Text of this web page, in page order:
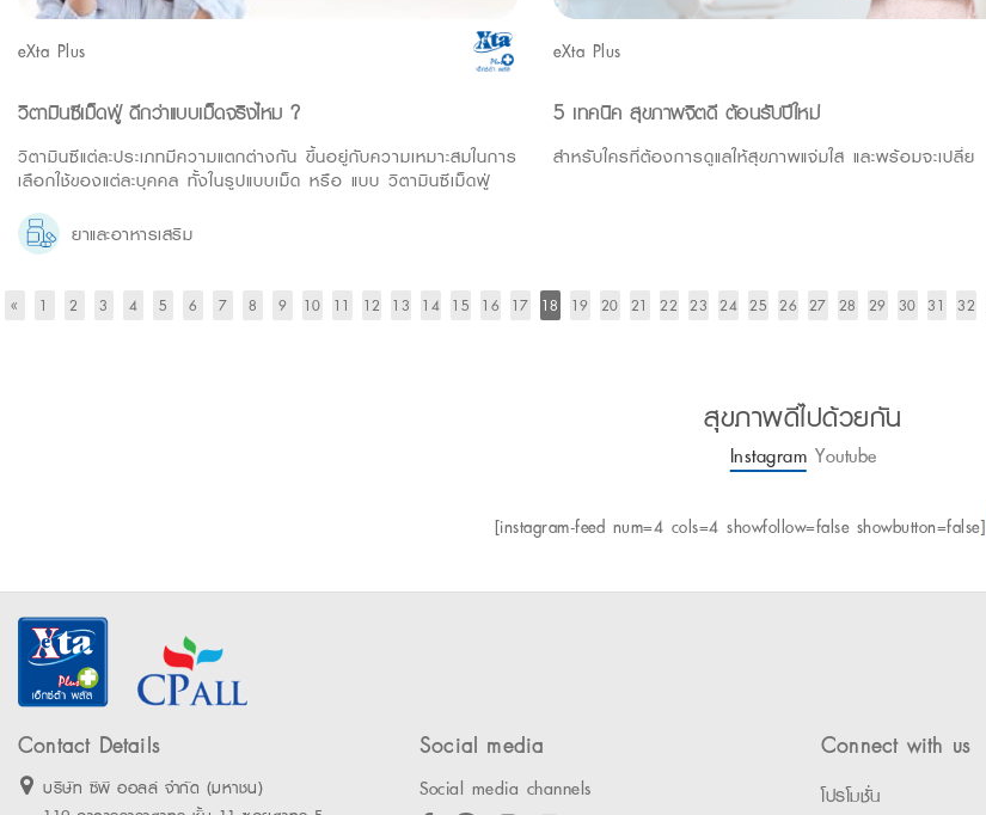
eXta Plus
วิตามินซีเม็ดฟู่ ดีกว่าแบบเม็ดจริงไหม ?
วิตามินซีแต่ละประเภทมีความแตกต่างกัน ขึ้นอยู่กับความเหมาะสมในการ
เลือกใช้ของแต่ละบุคคล ทั้งในรูปแบบเม็ด หรือ แบบ วิตามินซีเม็ดฟู่
ยาและอาหารเสริม
eXta Plus
5 เทคนิค สุขภาพจิตดี ต้อนรับปีใหม่
สำหรับใครที่ต้องการดูแลให้สุขภาพแจ่มใส และพร้อมจะเปลี่ย
« 1 2 3 4 5 6 7 8 9 10 11 12 13 14 15 16 17 18 19 20 21 22 23 24 25 26 27 28 29 30 31 32
สุขภาพดีไปด้วยกัน
Instagram Youtube
[instagram-feed num=4 cols=4 showfollow=false showbutton=false]
Contact Details
บริษัท ซีพี ออลล์ จำกัด (มหาชน)
Social media
Social media channels
Connect with us
โปรโมชั่น